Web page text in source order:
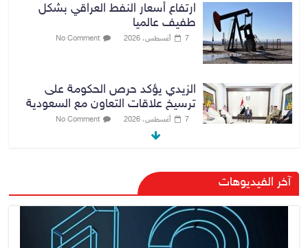
ارتفاع أسعار النفط العراقي بشكل
طفيف عالميا
7 أغسطس، 2026 No Comment
الزيدي يؤكد حرص الحكومة على
ترسيخ علاقات التعاون مع السعودية
7 أغسطس، 2026 No Comment
وزارة الداخلية: الحدود العراقية تشهد
مستوى عالياً من الأمن والاستقرار
آخر الفيديوهات